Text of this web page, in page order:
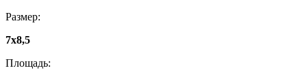
Размер:
7x8,5
Площадь: